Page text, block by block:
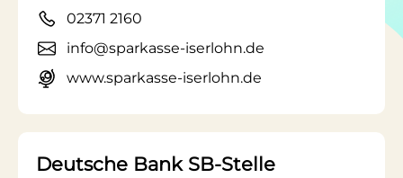
02371 2160
info@sparkasse-iserlohn.de
www.sparkasse-iserlohn.de
Deutsche Bank SB-Stelle